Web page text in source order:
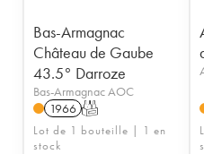
Bas-Armagnac
Château de Gaube
43.5° Darroze
Bas-Armagnac AOC
1966 T
Lot de 1 bouteille | 1 en
stock